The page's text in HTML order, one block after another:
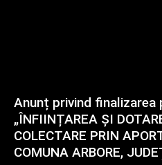
Anunț privind finalizarea
„ÎNFIINȚAREA ȘI
COLECTARE PRIN
COMUNA ARBORE,